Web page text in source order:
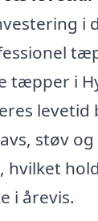
i
tæpper i
levetid
støv
hvilket
i årevis.